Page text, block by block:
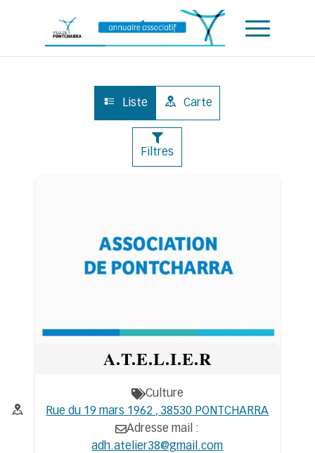
Accueil
ACCUEIL
Liste Carte
Nombre de filtre sélectionné
Filtres
A.T.E.L.I.E.R
Thématiques
Culture
Adresse :
Rue du 19 mars 1962 , 38530 PONTCHARRA
Adresse mail :
adh.atelier38@gmail.com